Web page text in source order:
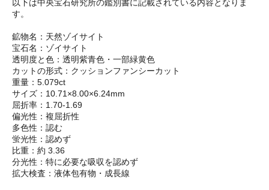
以下は中央宝石研究所の鑑別書に記載されている内容となりま
す。
鉱物名：天然ゾイサイト
宝石名：ゾイサイト
透明度と色：透明紫青色・一部緑黄色
カットの形式：クッションファンシーカット
重量：5.079ct
サイズ：10.71×8.00×6.24mm
屈折率：1.70-1.69
偏光性：複屈折性
多色性：認む
蛍光性：認めず
比重：約 3.36
分光性：特に必要な吸収を認めず
拡大検査：液体包有物・成長線